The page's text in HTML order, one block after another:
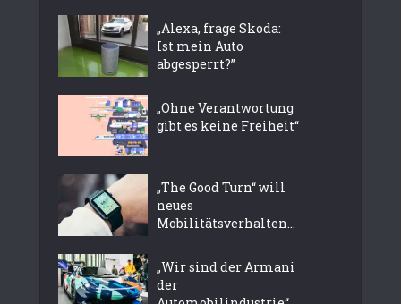
„Alexa, frage Skoda:
Ist mein Auto
abgesperrt?”
„Ohne Verantwortung
gibt es keine Freiheit“
„The Good Turn“ will
neues
Mobilitätsverhalten...
„Wir sind der Armani
der